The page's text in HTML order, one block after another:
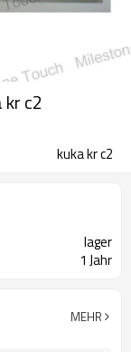
c2
kuka kr c2
lager
1 Jahr
MEHR